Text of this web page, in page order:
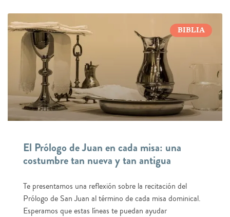
BIBLIA
El Prólogo de Juan en cada misa: una
costumbre tan nueva y tan antigua
Te presentamos una reflexión sobre la recitación del
Prólogo de San Juan al término de cada misa dominical.
Esperamos que estas líneas te puedan ayudar